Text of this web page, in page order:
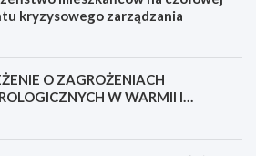
kryzysowego zarządzania
O ZAGROŻENIACH
W WARMII I